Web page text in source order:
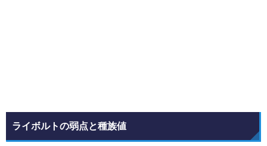
ライボルトの弱点と種族値